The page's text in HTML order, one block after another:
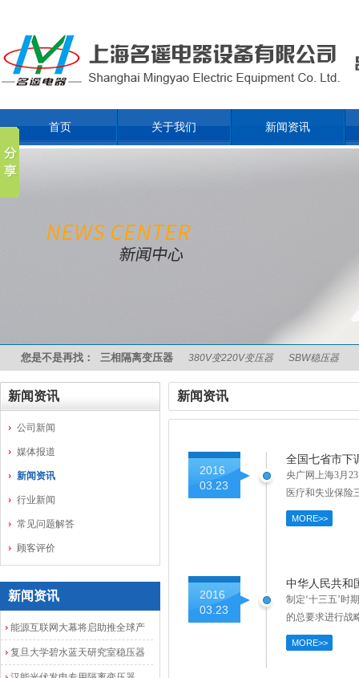
首页 关于我们 新闻资讯
您是不是再找： 三相隔离变压器 380V变220V变压器 SBW稳压器
新闻资讯
公司新闻
媒体报道
新闻资讯
行业新闻
常见问题解答
顾客评价
新闻资讯
能源互联网大幕将启助推全球产
业发展加速度
复旦大学碧水蓝天研究室稳压器
新闻资讯
2016
03.23
全国七省市下
央广网上海3月
医疗和失业保险
MORE>>
2016
03.23
中华人民共和
制定‘十三五’时
的总要求进行战
MORE>>